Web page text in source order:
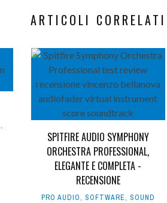
ARTICOLI CORRELATI
,
SPITFIRE AUDIO SYMPHONY
ORCHESTRA PROFESSIONAL,
ELEGANTE E COMPLETA -
RECENSIONE
PRO AUDIO, SOFTWARE, SOUND